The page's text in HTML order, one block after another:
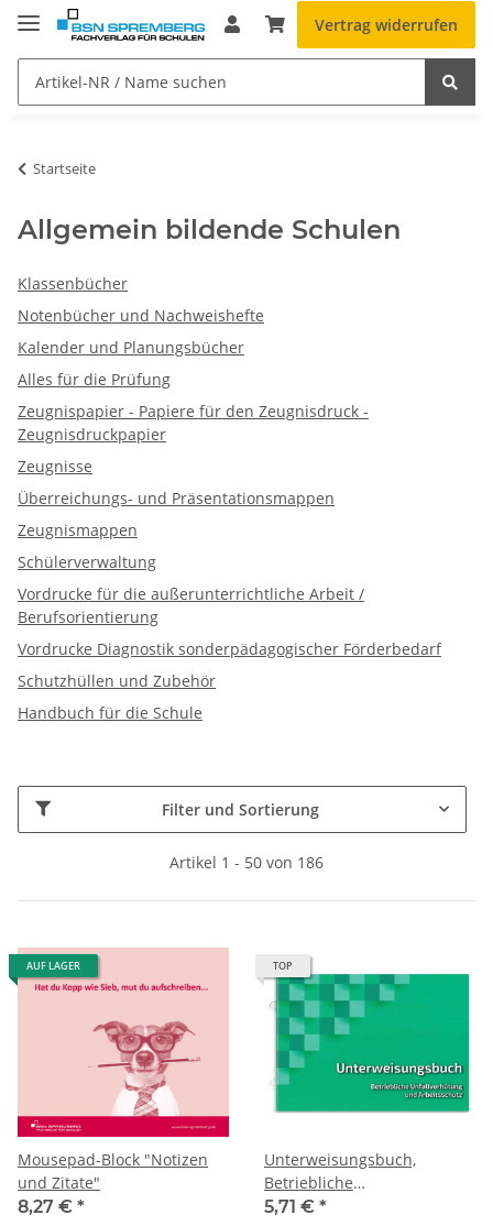
Vertrag widerrufen
Startseite
Allgemein bildende Schulen
Klassenbücher
Notenbücher und Nachweishefte
Kalender und Planungsbücher
Alles für die Prüfung
Zeugnispapier - Papiere für den Zeugnisdruck -
Zeugnisdruckpapier
Zeugnisse
Überreichungs- und Präsentationsmappen
Zeugnismappen
Schülerverwaltung
Vordrucke für die außerunterrichtliche Arbeit /
Berufsorientierung
Vordrucke Diagnostik sonderpädagogischer Förderbedarf
Schutzhüllen und Zubehör
Handbuch für die Schule
Filter und Sortierung
Artikel 1 - 50 von 186
AUF LAGER
Mousepad-Block "Notizen
und Zitate"
8,27 € *
TOP
Unterweisungsbuch,
Betriebliche
Unfallverhütung und
5,71 € *